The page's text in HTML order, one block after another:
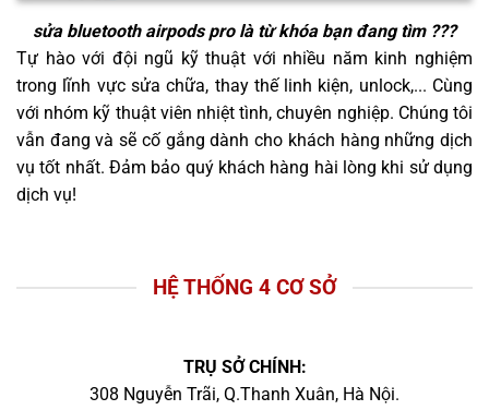
sửa bluetooth airpods prolà từ khóa bạn đang tìm ???
Tự hào với đội ngũ kỹ thuật với nhiều năm kinh nghiệm
trong lĩnh vực sửa chữa, thay thế linh kiện, unlock,... Cùng
với nhóm kỹ thuật viên nhiệt tình, chuyên nghiệp. Chúng tôi
vẫn đang và sẽ cố gắng dành cho khách hàng những dịch
vụ tốt nhất. Đảm bảo quý khách hàng hài lòng khi sử dụng
dịch vụ!
HỆ THỐNG 4 CƠ SỞ
TRỤ SỞ CHÍNH:
308 Nguyễn Trãi, Q.Thanh Xuân, Hà Nội.